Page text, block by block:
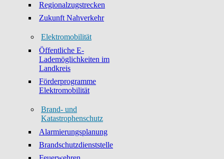
Regionalzugstrecken
Zukunft Nahverkehr
Elektromobilität
Öffentliche E-
Lademöglichkeiten im
Landkreis
Förderprogramme
Elektromobilität
Brand- und
Katastrophenschutz
Alarmierungsplanung
Brandschutzdienststelle